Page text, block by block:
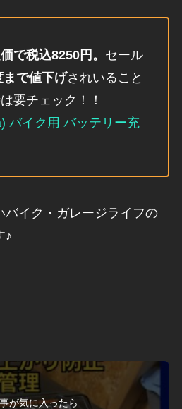
で税込8250円。 セール
で値下げされいること
要チェック！！
バイク用 バッテリー充
バイク・ガレージライフの
♪
が気に入ったら